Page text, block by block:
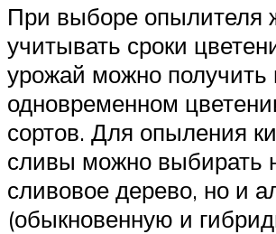
При выборе опылителя
учитывать сроки
урожай можно получить
одновременном
сортов. Для опыления
сливы можно выбирать
сливовое дерево, но и
(обыкновенную и